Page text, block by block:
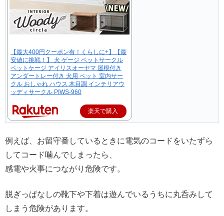
【最大400円クーポン有！くらしに+】【最
安値に挑戦！】 犬 ゲージ ペットサークル
ペットケージ アイリスオーヤマ 屋根付き
アンダートレー付き 犬用 ペット 室内サー
クル おしゃれ ハウス 木目調 インテリアウ
ッディサークル PIWS-960
楽天で購入
例えば、お留守番しているときに電気のコードをいたずら
してコード噛んでしまったら、
感電や火事につながり危険です。
脱ぎっぱなしの靴下や下着は遊んでいるうちに丸呑みして
しまう危険があります。